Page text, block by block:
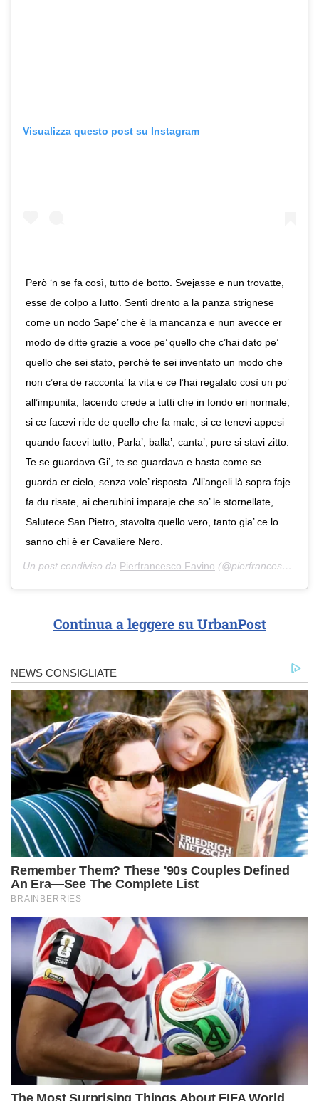
Visualizza questo post su Instagram
Però ‘n se fa così, tutto de botto. Svejasse e nun trovatte,
esse de colpo a lutto. Sentì drento a la panza strignese
come un nodo Sape’ che è la mancanza e nun avecce er
modo de ditte grazie a voce pe’ quello che c’hai dato pe’
quello che sei stato, perché te sei inventato un modo che
non c’era de racconta’ la vita e ce l’hai regalato così un po’
all’impunita, facendo crede a tutti che in fondo eri normale,
si ce facevi ride de quello che fa male, si ce tenevi appesi
quando facevi tutto, Parla’, balla’, canta’, pure si stavi zitto.
Te se guardava Gi’, te se guardava e basta come se
guarda er cielo, senza vole’ risposta. All’angeli là sopra faje
fa du risate, ai cherubini imparaje che so’ le stornellate,
Salutece San Pietro, stavolta quello vero, tanto gia’ ce lo
sanno chi è er Cavaliere Nero.
Un post condiviso da Pierfrancesco Favino (@pierfrancescofavino) in data:
Continua a leggere su UrbanPost